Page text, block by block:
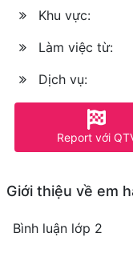
Khu vực:
Làm việc từ:
Dịch vụ:
Report với
Giới thiệu về em
Bình luận lớp 2